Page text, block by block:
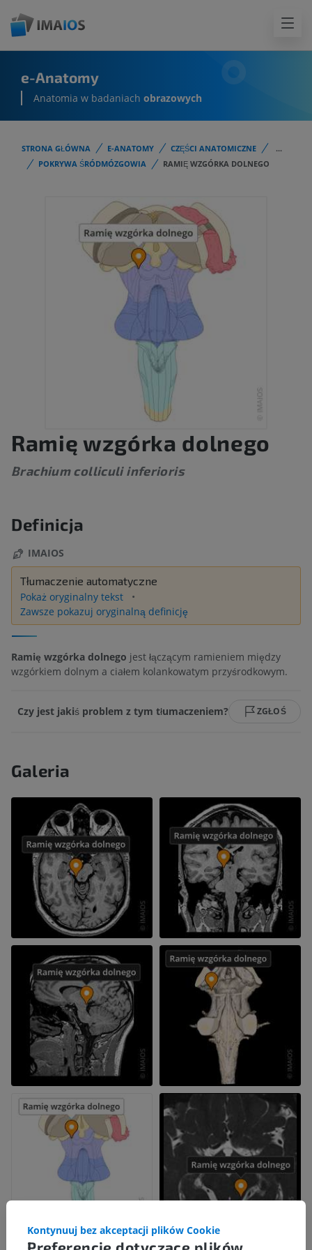
e-Anatomy
Anatomia w badaniach obrazowych
STRONA GŁÓWNA E-ANATOMY CZĘŚCI ANATOMICZNE
...
POKRYWA ŚRÓDMÓZGOWIA
RAMIĘ WZGÓRKA DOLNEGO
Ramię wzgórka dolnego
Brachium colliculi inferioris
Definicja
IMAIOS
Tłumaczenie automatyczne
Pokaż oryginalny tekst
Zawsze pokazuj oryginalną definicję
Ramię wzgórka dolnego jest łączącym ramieniem między
wzgórkiem dolnym a ciałem kolankowatym przyśrodkowym.
Czy jest jakiś problem z tym tłumaczeniem? ZGŁOŚ
Galeria
Kontynuuj bez akceptacji plików Cookie